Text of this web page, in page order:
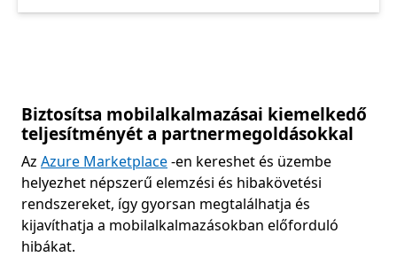
Biztosítsa mobilalkalmazásai kiemelkedő
teljesítményét a partnermegoldásokkal
Az Azure Marketplace-en kereshet és üzembe
helyezhet népszerű elemzési és hibakövetési
rendszereket, így gyorsan megtalálhatja és
kijavíthatja a mobilalkalmazásokban előforduló
hibákat.